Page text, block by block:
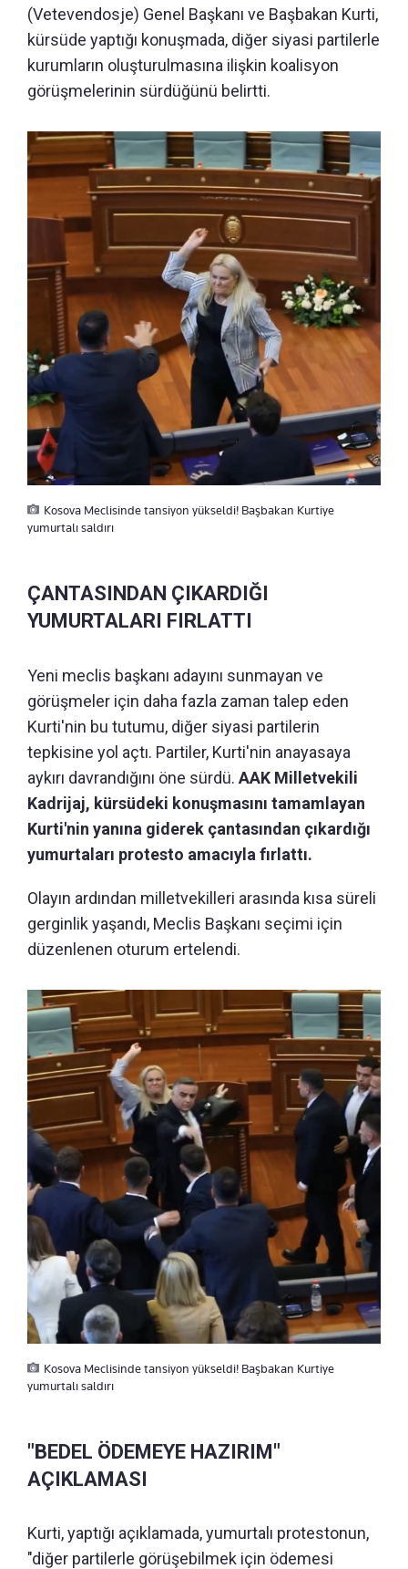
(Vetevendosje) Genel Başkanı ve Başbakan Kurti,
kürsüde yaptığı konuşmada, diğer siyasi partilerle
kurumların oluşturulmasına ilişkin koalisyon
görüşmelerinin sürdüğünü belirtti.
Kosova Meclisinde tansiyon yükseldi! Başbakan Kurtiye
yumurtalı saldırı
ÇANTASINDAN ÇIKARDIĞI
YUMURTALARI FIRLATTI
Yeni meclis başkanı adayını sunmayan ve
görüşmeler için daha fazla zaman talep eden
Kurti'nin bu tutumu, diğer siyasi partilerin
tepkisine yol açtı. Partiler, Kurti'nin anayasaya
aykırı davrandığını öne sürdü. AAK Milletvekili
Kadrijaj, kürsüdeki konuşmasını tamamlayan
Kurti'nin yanına giderek çantasından çıkardığı
yumurtaları protesto amacıyla fırlattı.
Olayın ardından milletvekilleri arasında kısa süreli
gerginlik yaşandı, Meclis Başkanı seçimi için
düzenlenen oturum ertelendi.
Kosova Meclisinde tansiyon yükseldi! Başbakan Kurtiye
yumurtalı saldırı
"BEDEL ÖDEMEYE HAZIRIM"
AÇIKLAMASI
Kurti, yaptığı açıklamada, yumurtalı protestonun,
"diğer partilerle görüşebilmek için ödemesi